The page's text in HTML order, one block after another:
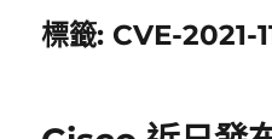
標籤: CVE-2021-